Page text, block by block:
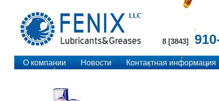
8 [3843]
О компании Новости Контактная информация